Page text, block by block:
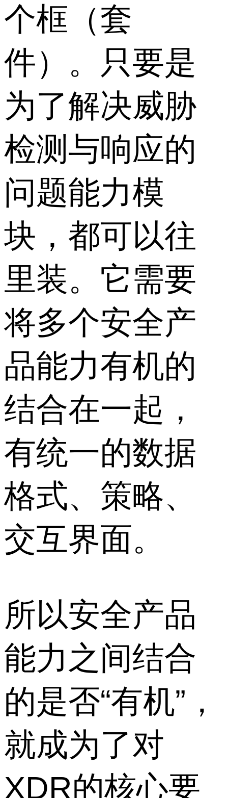
个框（套
件）。只要是
为了解决威胁
检测与响应的
问题能力模
块，都可以往
里装。它需要
将多个安全产
品能力有机的
结合在一起，
有统一的数据
格式、策略、
交互界面。
所以安全产品
能力之间结合
的是否“有机”，
就成为了对
XDR的核心要